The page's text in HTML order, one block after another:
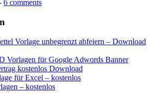
6 comments
Vorlage unbegrenzt abfeiern – Download
Vorlagen für Google Adwords Banner
kostenlos Download
für Excel – kostenlos
– kostenlos